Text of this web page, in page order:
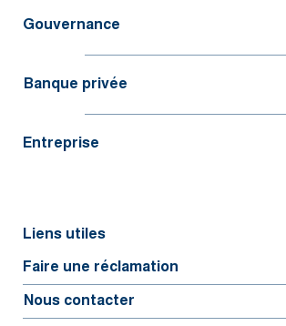
Gouvernance
Banque privée
Entreprise
Liens utiles
Faire une réclamation
Nous contacter